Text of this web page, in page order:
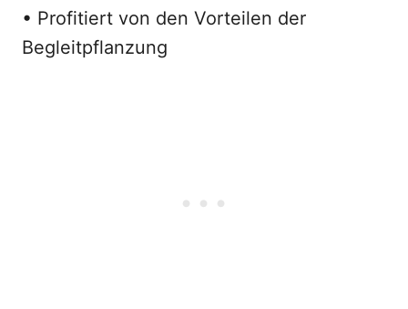
• Profitiert von den Vorteilen der
Begleitpflanzung